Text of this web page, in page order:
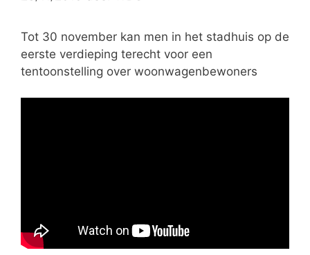
ë
n
Tot 30 november kan men in het stadhuis op de
eerste verdieping terecht voor een
tentoonstelling over woonwagenbewoners